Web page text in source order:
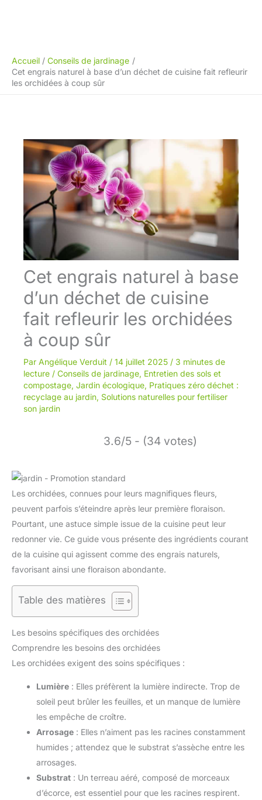
Accueil
Conseils de jardinage
Cet engrais naturel à base d’un déchet de cuisine fait refleurir
les orchidées à coup sûr
Cet engrais naturel à base
d’un déchet de cuisine
fait refleurir les orchidées
à coup sûr
Par Angélique Verduit / 14 juillet 2025 / 3 minutes de
lecture / Conseils de jardinage, Entretien des sols et
compostage, Jardin écologique, Pratiques zéro déchet :
recyclage au jardin, Solutions naturelles pour fertiliser
son jardin
3.6/5 - (34 votes)
Les orchidées, connues pour leurs magnifiques fleurs,
peuvent parfois s’éteindre après leur première floraison.
Pourtant, une astuce simple issue de la cuisine peut leur
redonner vie. Ce guide vous présente des ingrédients courant
de la cuisine qui agissent comme des engrais naturels,
favorisant ainsi une floraison abondante.
Table des matières
Les besoins spécifiques des orchidées
Comprendre les besoins des orchidées
Les orchidées exigent des soins spécifiques :
Lumière : Elles préfèrent la lumière indirecte. Trop de
soleil peut brûler les feuilles, et un manque de lumière
les empêche de croître.
Arrosage : Elles n’aiment pas les racines constamment
humides ; attendez que le substrat s’assèche entre les
arrosages.
Substrat : Un terreau aéré, composé de morceaux
d’écorce, est essentiel pour que les racines respirent.